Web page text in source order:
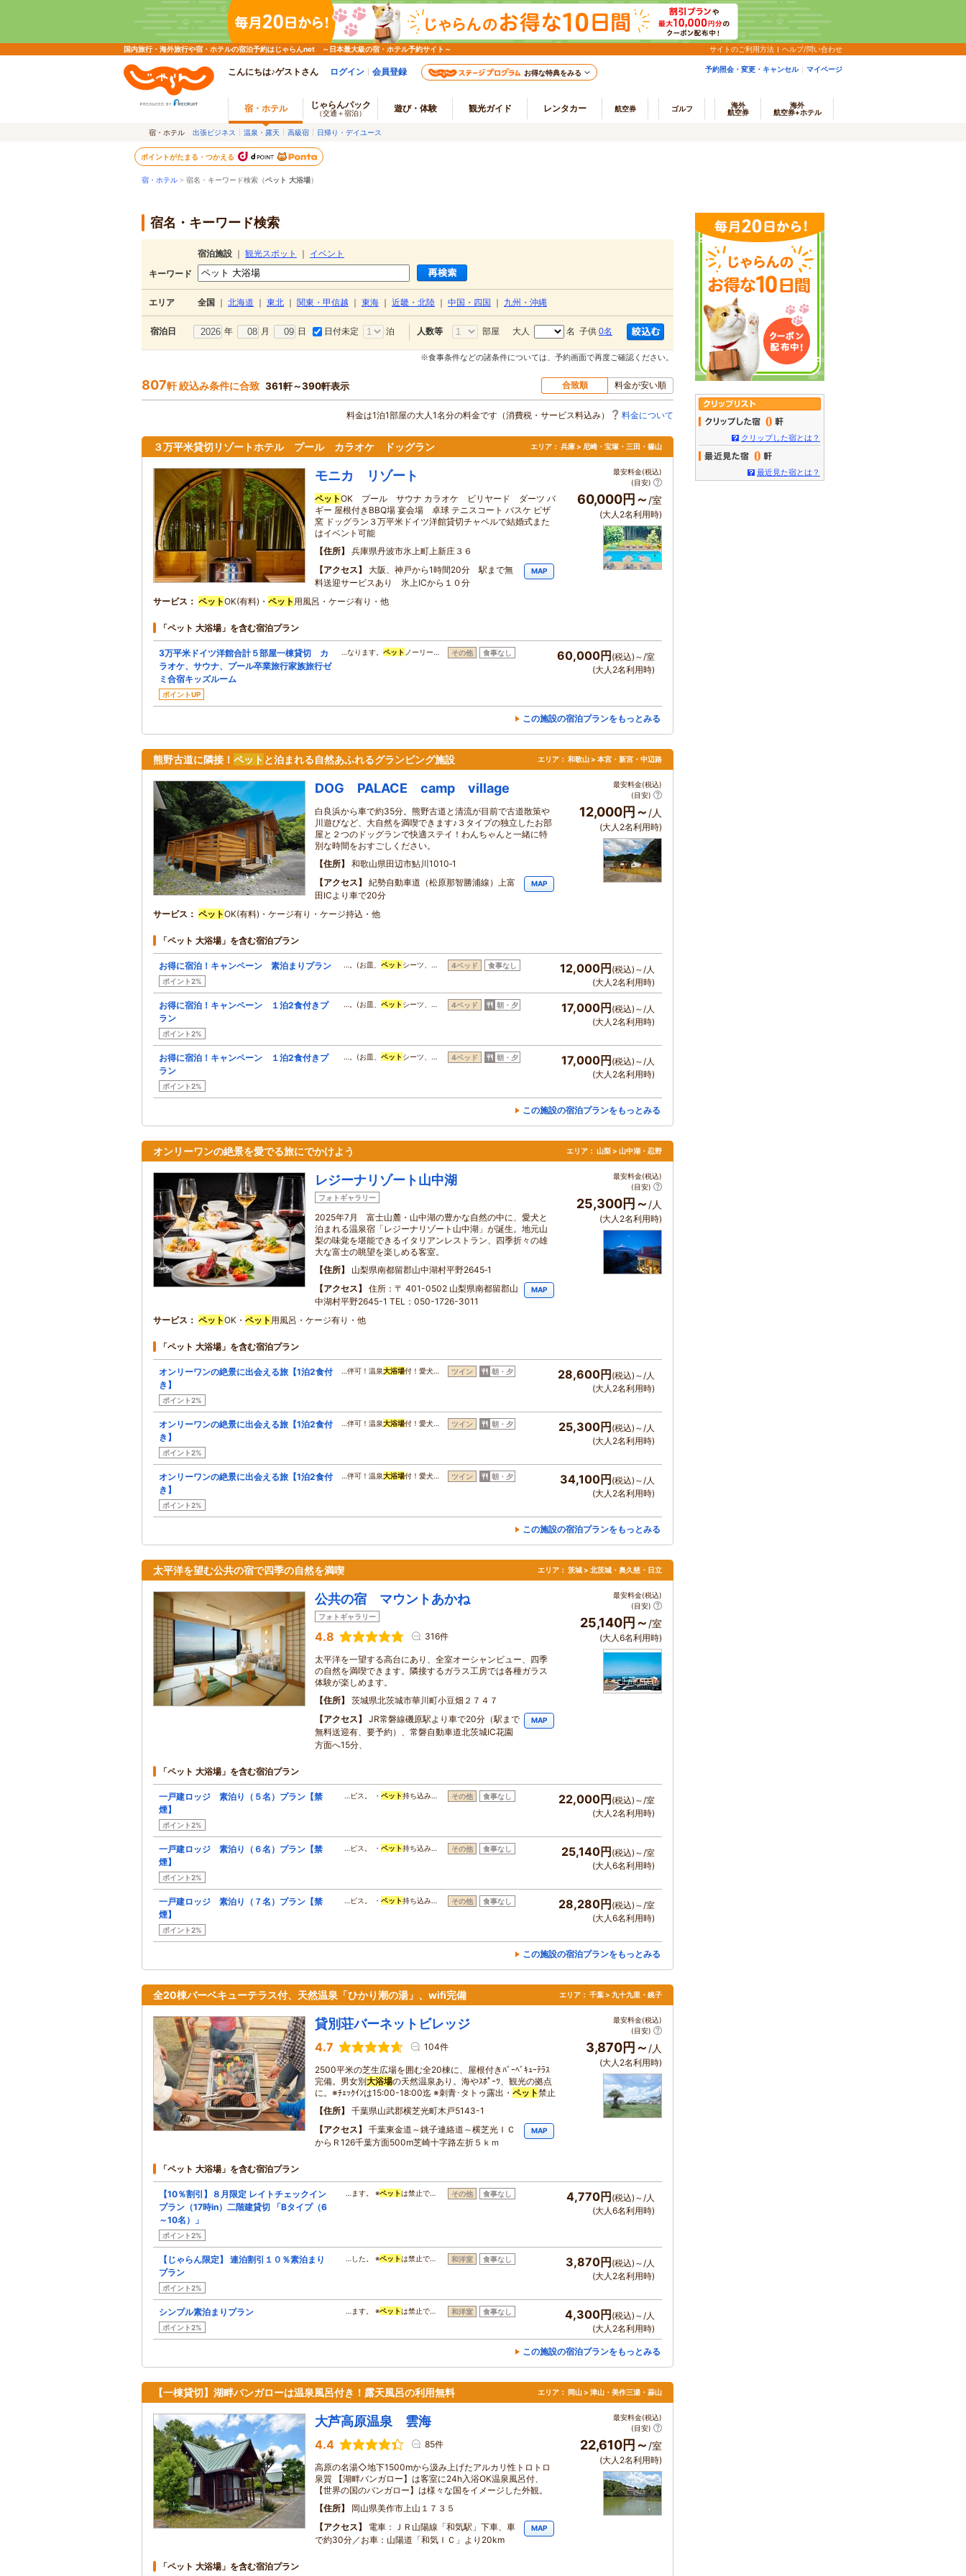
国内旅行・海外旅行や宿・ホテルの宿泊予約はじゃらんnet ～日本最大級の宿・ホテル予約サイト～ サイトのご利用方法 ヘルプ/問い合わせ
こんにちは♪ゲストさん ログイン 会員登録 お得な特典をみる 予約照会・変更・キャンセル マイページ
宿・ホテル じゃらんパック
（交通＋宿泊） 遊び・体験 観光ガイド レンタカー 航空券 ゴルフ
海外
航空券
海外
航空券+ホテル
宿・ホテル 出張ビジネス 温泉・露天 高級宿 日帰り・デイユース
ポイントがたまる・つかえる
宿・ホテル > 宿名・キーワード検索（ペット 大浴場）
宿名・キーワード検索
宿泊施設 観光スポット
イベント
キーワード
エリア 全国 北海道 東北 関東・甲信越 東海 近畿・北陸 中国・四国 九州・沖縄
宿泊日 年 月 日 日付未定 泊 人数等 部屋 大人 名 子供 0名
※食事条件などの諸条件については、予約画面で再度ご確認ください。
807軒 絞込み条件に合致 361軒～390軒表示 合致順 料金が安い順
料金は1泊1部屋の大人1名分の料金です（消費税・サービス料込み） 料金について
３万平米貸切リゾートホテル プール カラオケ ドッグラン エリア： 兵庫 > 尼崎・宝塚・三田・篠山
モニカ リゾート
ペットOK プール サウナ カラオケ ビリヤード ダーツ バ
ギー 屋根付きBBQ場 宴会場 卓球 テニスコート バスケ ピザ
窯 ドッグラン３万平米ドイツ洋館貸切チャペルで結婚式また
はイベント可能
住所
兵庫県丹波市氷上町上新庄３６
アクセス
大阪、神戸から1時間20分 駅まで無
料送迎サービスあり 氷上ICから１０分
MAP
最安料金(税込)
(目安)
60,000円～ /室
(大人2名利用時)
サービス ペットOK(有料)・ ペット 用風呂・ケージ有り・他
「ペット 大浴場」を含む宿泊プラン
3万平米ドイツ洋館合計５部屋一棟貸切 カ
ラオケ、サウナ、プール卒業旅行家族旅行ゼ
ミ合宿キッズルーム
ポイントUP
…なります。 ペット ノーリー… その他 食事なし 60,000円 (税込)～/室
(大人2名利用時)
この施設の宿泊プランをもっとみる
熊野古道に隣接！ ペット と泊まれる自然あふれるグランピング施設 エリア： 和歌山 > 本宮・新宮・中辺路
DOG PALACE camp village
白良浜から車で約35分。熊野古道と清流が目前で古道散策や
川遊びなど、大自然を満喫できます♪３タイプの独立したお部
屋と２つのドッグランで快適ステイ！わんちゃんと一緒に特
別な時間をおすごしください。
住所
和歌山県田辺市鮎川1010‐1
アクセス
紀勢自動車道（松原那智勝浦線）上富
田ICより車で20分
MAP
最安料金(税込)
(目安)
12,000円～ /人
(大人2名利用時)
サービス ペットOK(有料)・ケージ有り・ケージ持込・他
「ペット 大浴場」を含む宿泊プラン
お得に宿泊！キャンペーン 素泊まりプラン
ポイント2%
…。(お皿、 ペット シーツ、… 4ベッド 食事なし 12,000円 (税込)～/人
(大人2名利用時)
お得に宿泊！キャンペーン １泊2食付きプ
ラン
ポイント2%
…。(お皿、 ペット シーツ、… 4ベッド 朝・夕 17,000円 (税込)～/人
(大人2名利用時)
お得に宿泊！キャンペーン １泊2食付きプ
ラン
ポイント2%
…。(お皿、 ペット シーツ、… 4ベッド 朝・夕 17,000円 (税込)～/人
(大人2名利用時)
この施設の宿泊プランをもっとみる
オンリーワンの絶景を愛でる旅にでかけよう エリア： 山梨 > 山中湖・忍野
レジーナリゾート山中湖
フォトギャラリー
2025年7月 富士山麓・山中湖の豊かな自然の中に、愛犬と
泊まれる温泉宿「レジーナリゾート山中湖」が誕生。地元山
梨の味覚を堪能できるイタリアンレストラン、四季折々の雄
大な富士の眺望を楽しめる客室。
住所
山梨県南都留郡山中湖村平野2645‐1
アクセス
住所：〒 401-0502 山梨県南都留郡山
中湖村平野2645-1 TEL：050-1726-3011
MAP
最安料金(税込)
(目安)
25,300円～ /人
(大人2名利用時)
サービス ペットOK・ ペット 用風呂・ケージ有り・他
「ペット 大浴場」を含む宿泊プラン
オンリーワンの絶景に出会える旅【1泊2食付
き】
ポイント2%
…伴可！温泉大浴場付！愛犬… ツイン 朝・夕 28,600円 (税込)～/人
(大人2名利用時)
オンリーワンの絶景に出会える旅【1泊2食付
き】
ポイント2%
…伴可！温泉大浴場付！愛犬… ツイン 朝・夕 25,300円 (税込)～/人
(大人2名利用時)
オンリーワンの絶景に出会える旅【1泊2食付
き】
ポイント2%
…伴可！温泉大浴場付！愛犬… ツイン 朝・夕 34,100円 (税込)～/人
(大人2名利用時)
この施設の宿泊プランをもっとみる
太平洋を望む公共の宿で四季の自然を満喫 エリア： 茨城 > 北茨城・奥久慈・日立
公共の宿 マウントあかね
フォトギャラリー
4.8 316件
太平洋を一望する高台にあり、全室オーシャンビュー、四季
の自然を満喫できます。隣接するガラス工房では各種ガラス
体験が楽しめます。
住所
茨城県北茨城市華川町小豆畑２７４７
アクセス
JR常磐線磯原駅より車で20分（駅まで
無料送迎有、要予約）、常磐自動車道北茨城IC花園
方面へ15分、
MAP
最安料金(税込)
(目安)
25,140円～ /室
(大人6名利用時)
「ペット 大浴場」を含む宿泊プラン
一戸建ロッジ 素泊り（５名）プラン【禁
煙】
ポイント2%
…ビス。 ・ ペット持ち込み… その他 食事なし 22,000円 (税込)～/室
(大人2名利用時)
一戸建ロッジ 素泊り（６名）プラン【禁
煙】
ポイント2%
…ビス。 ・ ペット持ち込み… その他 食事なし 25,140円 (税込)～/室
(大人6名利用時)
一戸建ロッジ 素泊り（７名）プラン【禁
煙】
ポイント2%
…ビス。 ・ ペット持ち込み… その他 食事なし 28,280円 (税込)～/室
(大人6名利用時)
この施設の宿泊プランをもっとみる
全20棟バーベキューテラス付、天然温泉「ひかり潮の湯」、wifi完備 エリア： 千葉 > 九十九里・銚子
貸別荘バーネットビレッジ
4.7 104件
2500平米の芝生広場を囲む全20棟に、屋根付きﾊﾞｰﾍﾞｷｭｰﾃﾗｽ
完備。男女別大浴場の天然温泉あり。海やｽﾎﾟｰﾂ、観光の拠点
に。※ﾁｪｯｸｲﾝは15:00-18:00迄 ※刺青･タトゥ露出・ ペット禁止
住所
千葉県山武郡横芝光町木戸5143-1
アクセス
千葉東金道～銚子連絡道～横芝光ＩＣ
からＲ126千葉方面500m芝崎十字路左折５ｋｍ
MAP
最安料金(税込)
(目安)
3,870円～ /人
(大人2名利用時)
「ペット 大浴場」を含む宿泊プラン
【10％割引】８月限定 レイトチェックイン
プラン（17時in）二階建貸切 「Bタイプ（6
～10名）」
ポイント2%
…ます。 ※ペットは禁止で… その他 食事なし 4,770円 (税込)～/人
(大人6名利用時)
【じゃらん限定】 連泊割引１０％素泊まり
プラン
ポイント2%
…した。 ※ペットは禁止で… 和洋室 食事なし 3,870円 (税込)～/人
(大人2名利用時)
シンプル素泊まりプラン
ポイント2%
…ます。 ※ペットは禁止で… 和洋室 食事なし 4,300円 (税込)～/人
(大人2名利用時)
この施設の宿泊プランをもっとみる
【一棟貸切】湖畔バンガローは温泉風呂付き！露天風呂の利用無料 エリア： 岡山 > 津山・美作三湯・蒜山
大芦高原温泉 雲海
4.4 85件
高原の名湯◇地下1500mから汲み上げたアルカリ性トロトロ
泉質 【湖畔バンガロー】は客室に24h入浴OK温泉風呂付、
【世界の国のバンガロー】は様々な国をイメージした外観。
住所
岡山県美作市上山１７３５
アクセス
電車：ＪＲ山陽線「和気駅」下車、車
で約30分／お車：山陽道「和気ＩＣ」より20km
MAP
最安料金(税込)
(目安)
22,610円～ /室
(大人2名利用時)
「ペット 大浴場」を含む宿泊プラン
0
クリップした宿とは？
0
最近見た宿とは？